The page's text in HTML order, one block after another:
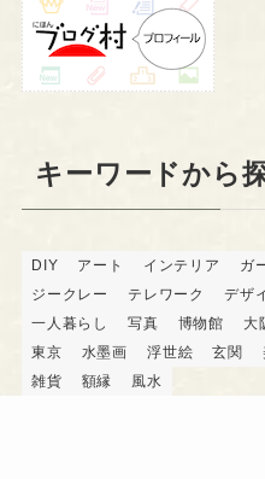
キーワードから
DIY アート インテリア ガ
ジークレー
テレワーク デザ
一人暮らし
写真 博物館 大
東京
水墨画 浮世絵 玄関
雑貨
額縁 風水